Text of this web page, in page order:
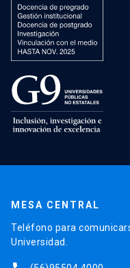
MESA CENTRAL
Teléfono para
Universidad.